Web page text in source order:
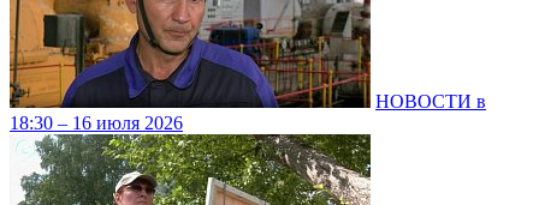
НОВОСТИ в
18:30 – 16 июля 2026